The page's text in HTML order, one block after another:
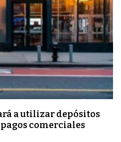
a utilizar depósitos
comerciales